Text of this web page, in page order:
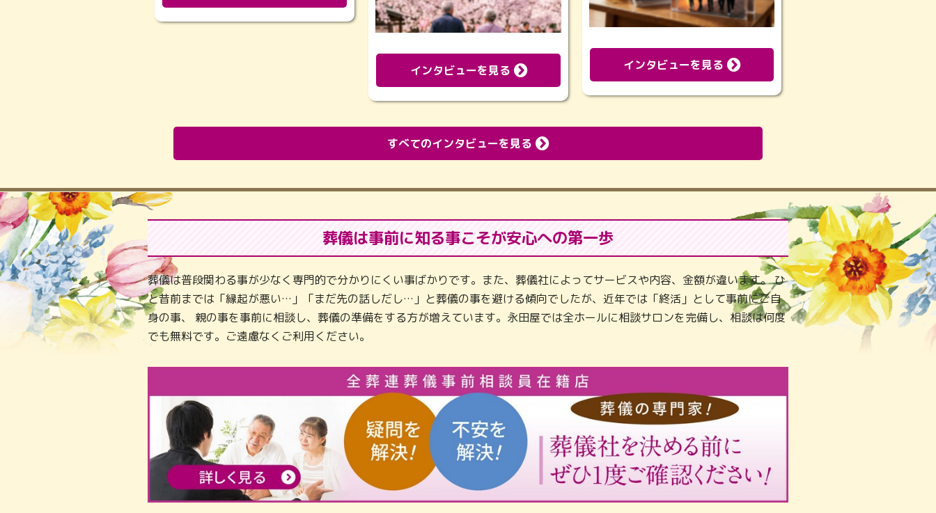
インタビューを見る インタビューを見る
すべてのインタビューを見る
葬儀は事前に知る事こそが安心への第一歩
葬儀は普段関わる事が少なく専門的で分かりにくい事ばかりです。また、葬儀社によってサービスや内容、金額が違います。 ひ
と昔前までは「縁起が悪い…」「まだ先の話しだし…」と葬儀の事を避ける傾向でしたが、近年では「終活」として事前にご自
身の事、 親の事を事前に相談し、葬儀の準備をする方が増えています。永田屋では全ホールに相談サロンを完備し、相談は何度
でも無料です。ご遠慮なくご利用ください。